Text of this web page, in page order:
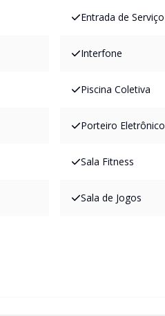
Entrada de Serviço
Interfone
Piscina Coletiva
Porteiro Eletrônico
Sala Fitness
Sala de Jogos